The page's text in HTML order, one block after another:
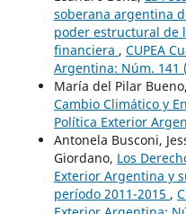
soberana argentina
poder estructural de
financiera , CUPEA
Argentina: Núm. 141
María del Pilar
Cambio Climático y
Política Exterior
Antonela Busconi,
Giordano, Los
Exterior Argentina y
período 2011-2015 ,